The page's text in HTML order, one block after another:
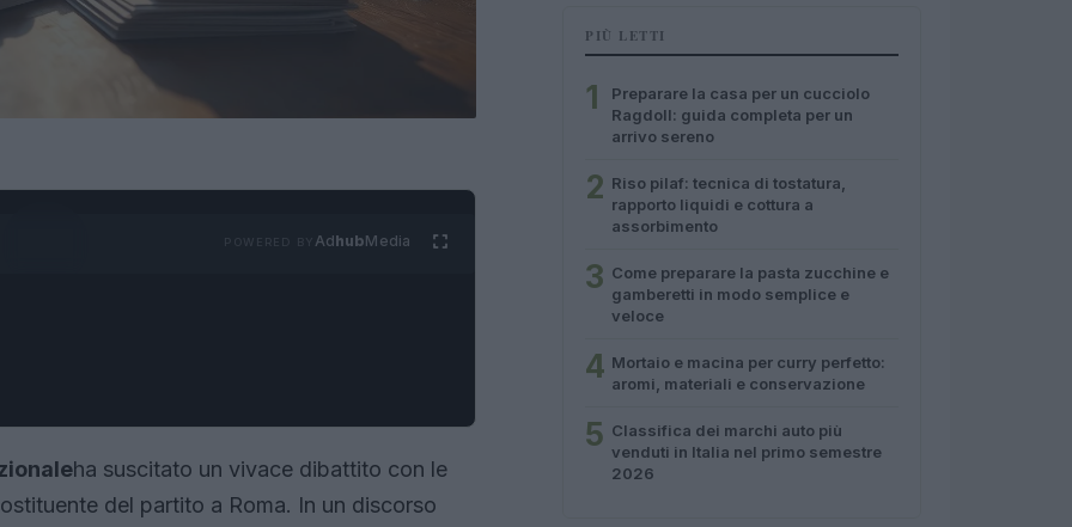
AdhubMedia
ha suscitato un vivace dibattito con le
del partito a Roma. In un discorso
PIÙ LETTI
1
Preparare la casa per un cucciolo
Ragdoll: guida completa per un
arrivo sereno
2 Riso pilaf: tecnica di tostatura,
rapporto liquidi e cottura a
assorbimento
3 Come preparare la pasta zucchine e
gamberetti in modo semplice e
veloce
4 Mortaio e macina per curry perfetto:
aromi, materiali e conservazione
5 Classifica dei marchi auto più
venduti in Italia nel primo semestre
2026